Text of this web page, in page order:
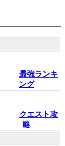
最強ランキ
ング
クエスト攻
略